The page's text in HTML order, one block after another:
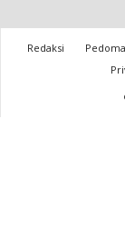
Redaksi